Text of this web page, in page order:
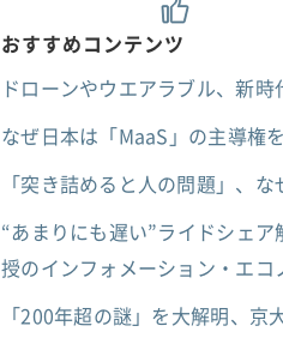
おすすめコンテンツ
ドローンやウエアラブル、新
なぜ日本は「MaaS」の主導権
「突き詰めると人の問題」、
“あまりにも遅い”ライドシェ
授のインフォメーション・エコ
「200年超の謎」を大解明、